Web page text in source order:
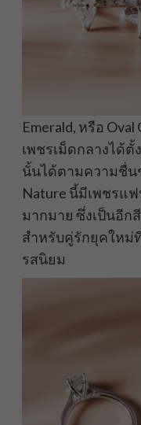
Emerald, หรือ
เพชรเม็ดกลางได้
นั้นได้ตามความชื่น
Nature นี้มีเพชรแ
มากมาย ซึ่งเป็นอีก
สำหรับคู่รักยุคใหม่
รสนิยม